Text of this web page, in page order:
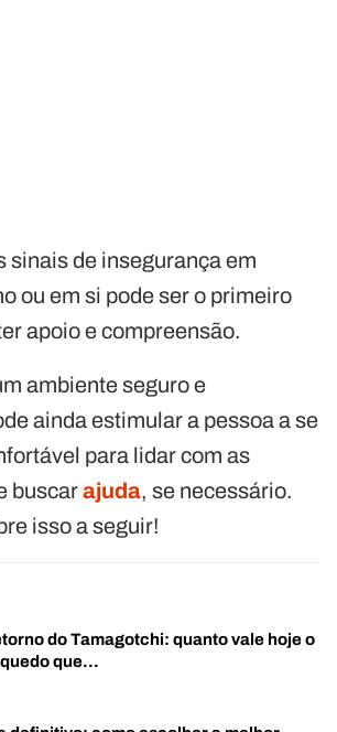
sinais de insegurança em
ou em si pode ser o primeiro
apoio e compreensão.
ambiente seguro e
ainda estimular a pessoa a se
para lidar com as
buscarajuda, se necessário.
isso a seguir!
do Tamagotchi: quanto vale hoje o
que…